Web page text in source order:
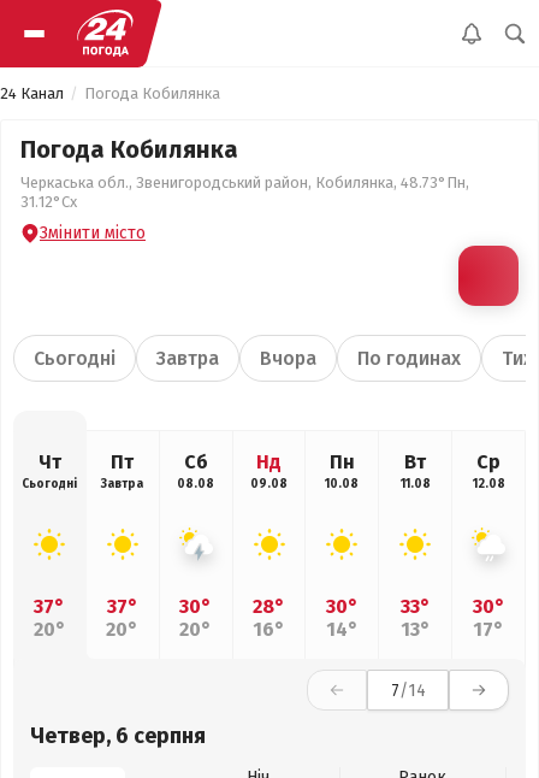
24 Канал Погода Кобилянка
Погода Кобилянка
Черкаська обл., Звенигородський район, Кобилянка, 48.73°Пн,
31.12°Сх
Змінити місто
Сьогодні Завтра Вчора По годинах
Чт
Сьогодні
37°
20°
Пт
Завтра
37°
20°
Сб
08.08
30°
20°
Нд
09.08
28°
16°
Пн
10.08
30°
14°
Вт
11.08
33°
13°
Ср
12.08
30°
17°
7/14
Четвер, 6 серпня